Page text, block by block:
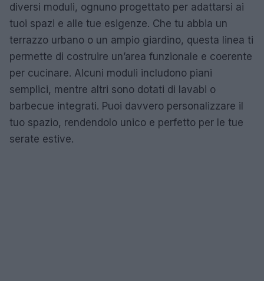
diversi moduli, ognuno progettato per adattarsi ai
tuoi spazi e alle tue esigenze. Che tu abbia un
terrazzo urbano o un ampio giardino, questa linea ti
permette di costruire un’area funzionale e coerente
per cucinare. Alcuni moduli includono piani
semplici, mentre altri sono dotati di lavabi o
barbecue integrati. Puoi davvero personalizzare il
tuo spazio, rendendolo unico e perfetto per le tue
serate estive.